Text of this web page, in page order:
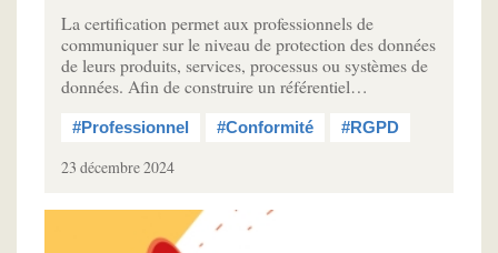
La certification permet aux professionnels de
communiquer sur le niveau de protection des données
de leurs produits, services, processus ou systèmes de
données. Afin de construire un référentiel…
#Professionnel #Conformité #RGPD
23 décembre 2024